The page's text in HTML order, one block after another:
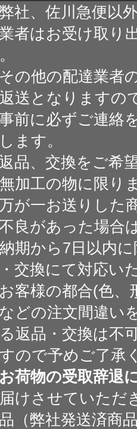
弊社、佐川急便以
者はお受け取り
の他の配達業者
送となりますの
前に必ずご連絡
ます。
返品、交換をご希
加工の物に限り
万が一お送りした
良があった場合
期から7日以内
交換にて対応い
お客様の都合(色、
どの注文間違い
返品・交換は不
ので予めご了承
お荷物の受取辞退
けさせていただ
（弊社発送済商